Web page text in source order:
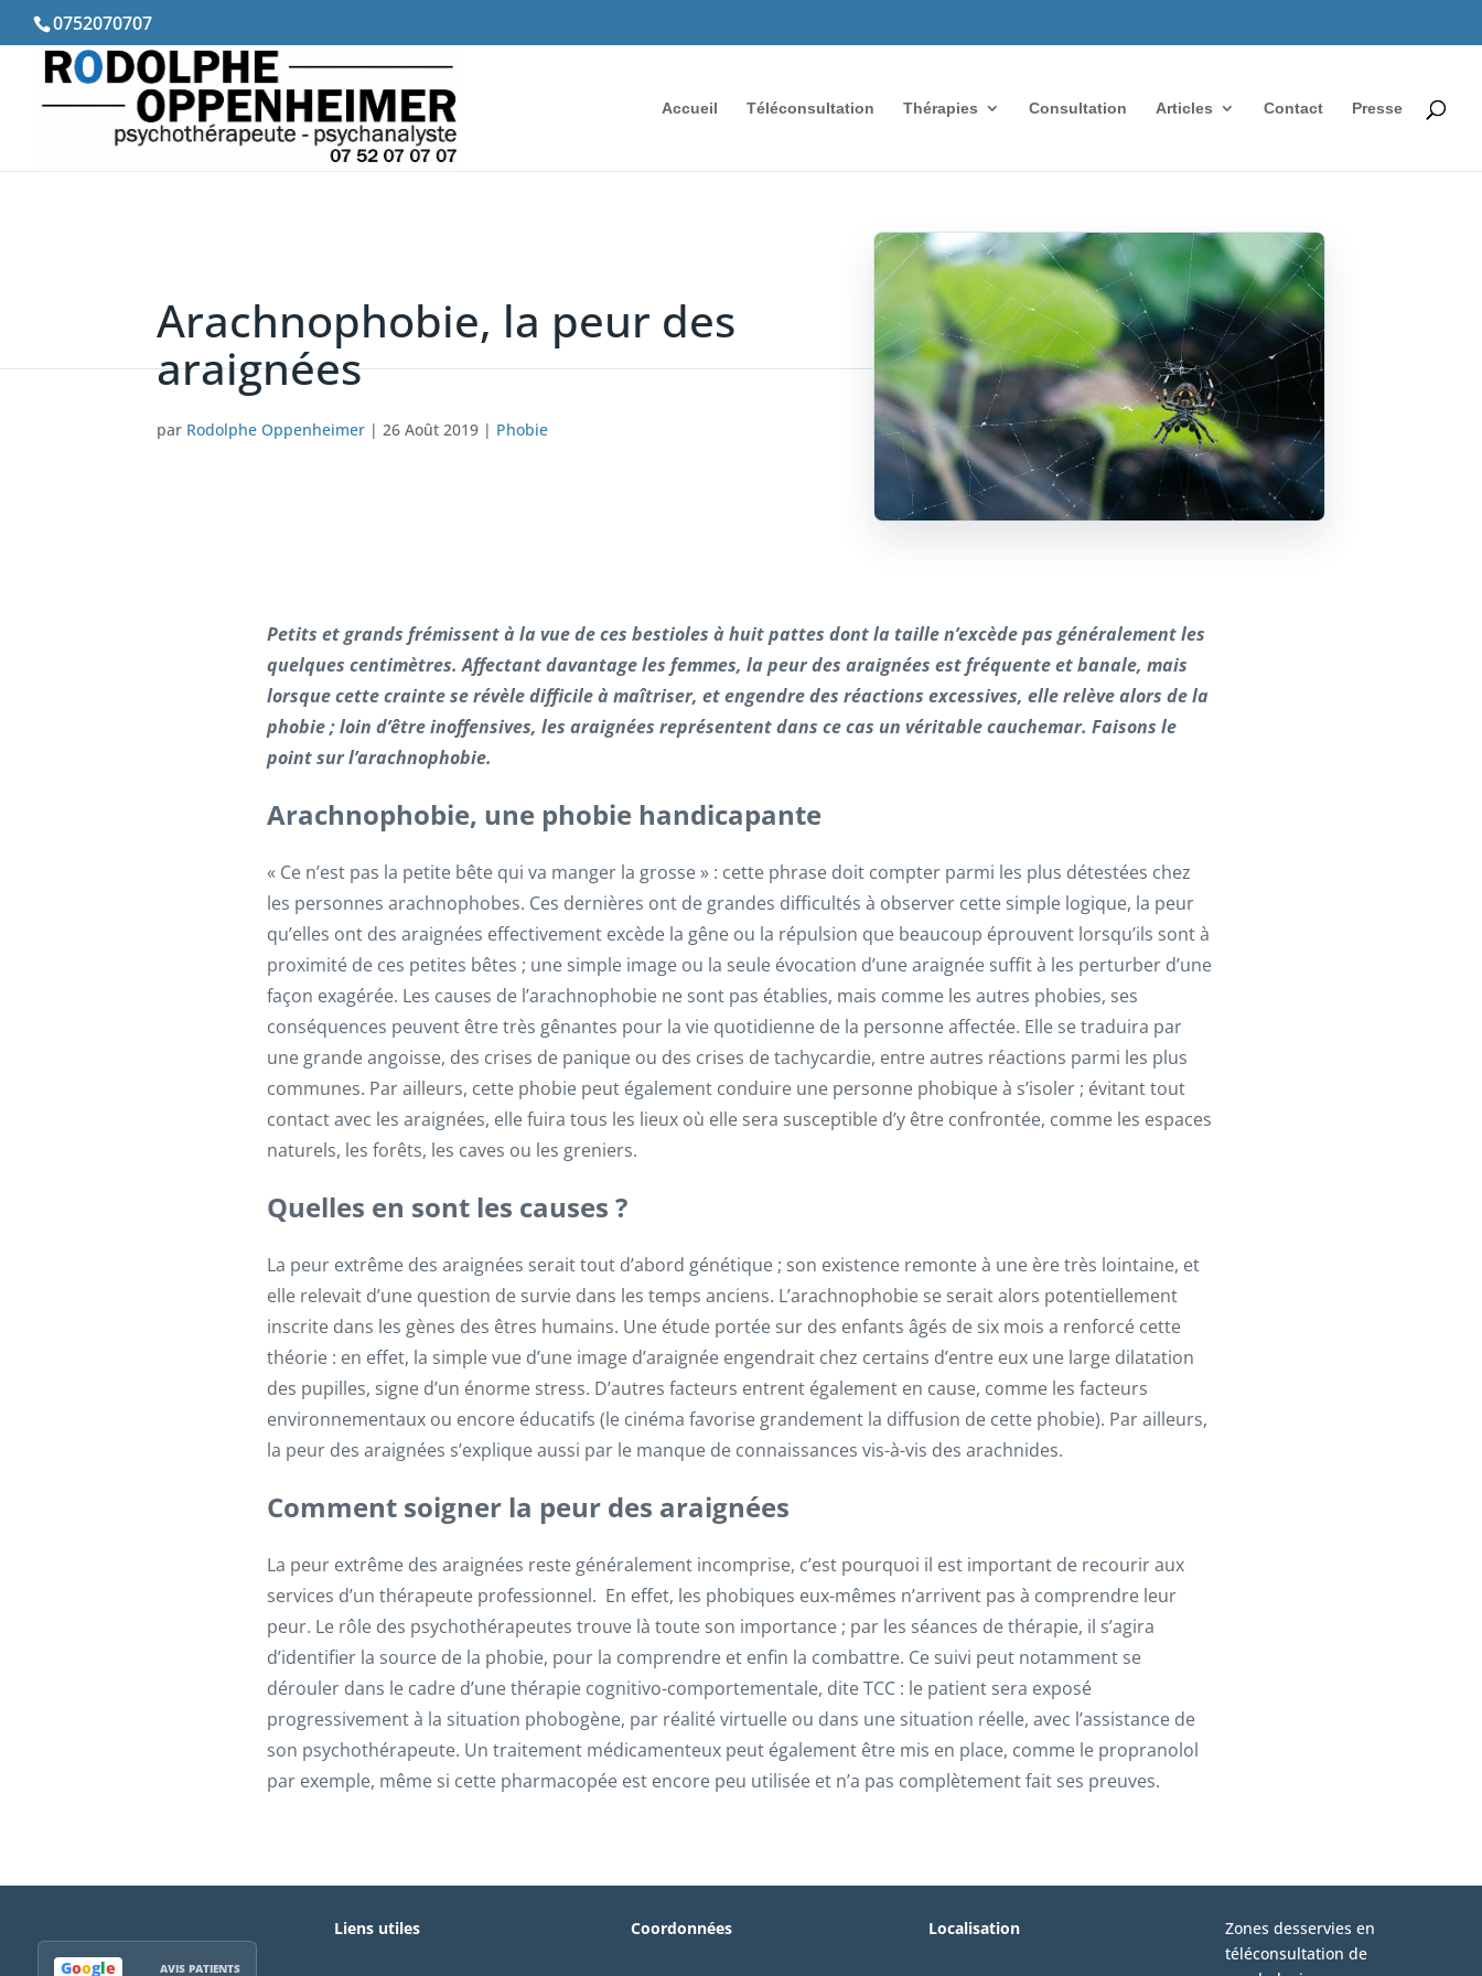
0752070707
Accueil Téléconsultation Thérapies Consultation Articles Contact Presse
Arachnophobie, la peur des
araignées
par Rodolphe Oppenheimer | 26 Août 2019 | Phobie
Petits et grands frémissent à la vue de ces bestioles à huit pattes dont la taille n’excède pas généralement les
quelques centimètres. Affectant davantage les femmes, la peur des araignées est fréquente et banale, mais
lorsque cette crainte se révèle difficile à maîtriser, et engendre des réactions excessives, elle relève alors de la
phobie ; loin d’être inoffensives, les araignées représentent dans ce cas un véritable cauchemar. Faisons le
point sur l’arachnophobie.
Arachnophobie, une phobie handicapante
« Ce n’est pas la petite bête qui va manger la grosse » : cette phrase doit compter parmi les plus détestées chez
les personnes arachnophobes. Ces dernières ont de grandes difficultés à observer cette simple logique, la peur
qu’elles ont des araignées effectivement excède la gêne ou la répulsion que beaucoup éprouvent lorsqu’ils sont à
proximité de ces petites bêtes ; une simple image ou la seule évocation d’une araignée suffit à les perturber d’une
façon exagérée. Les causes de l’arachnophobie ne sont pas établies, mais comme les autres phobies, ses
conséquences peuvent être très gênantes pour la vie quotidienne de la personne affectée. Elle se traduira par
une grande angoisse, des crises de panique ou des crises de tachycardie, entre autres réactions parmi les plus
communes. Par ailleurs, cette phobie peut également conduire une personne phobique à s’isoler ; évitant tout
contact avec les araignées, elle fuira tous les lieux où elle sera susceptible d’y être confrontée, comme les espaces
naturels, les forêts, les caves ou les greniers.
Quelles en sont les causes ?
La peur extrême des araignées serait tout d’abord génétique ; son existence remonte à une ère très lointaine, et
elle relevait d’une question de survie dans les temps anciens. L’arachnophobie se serait alors potentiellement
inscrite dans les gènes des êtres humains. Une étude portée sur des enfants âgés de six mois a renforcé cette
théorie : en effet, la simple vue d’une image d’araignée engendrait chez certains d’entre eux une large dilatation
des pupilles, signe d’un énorme stress. D’autres facteurs entrent également en cause, comme les facteurs
environnementaux ou encore éducatifs (le cinéma favorise grandement la diffusion de cette phobie). Par ailleurs,
la peur des araignées s’explique aussi par le manque de connaissances vis-à-vis des arachnides.
Comment soigner la peur des araignées
La peur extrême des araignées reste généralement incomprise, c’est pourquoi il est important de recourir aux
services d’un thérapeute professionnel. En effet, les phobiques eux-mêmes n’arrivent pas à comprendre leur
peur. Le rôle des psychothérapeutes trouve là toute son importance ; par les séances de thérapie, il s’agira
d’identifier la source de la phobie, pour la comprendre et enfin la combattre. Ce suivi peut notamment se
dérouler dans le cadre d’une thérapie cognitivo-comportementale, dite TCC : le patient sera exposé
progressivement à la situation phobogène, par réalité virtuelle ou dans une situation réelle, avec l’assistance de
son psychothérapeute. Un traitement médicamenteux peut également être mis en place, comme le propranolol
par exemple, même si cette pharmacopée est encore peu utilisée et n’a pas complètement fait ses preuves.
Google AVIS PATIENTS
Liens utiles Coordonnées Localisation
Zones desservies en
téléconsultation de